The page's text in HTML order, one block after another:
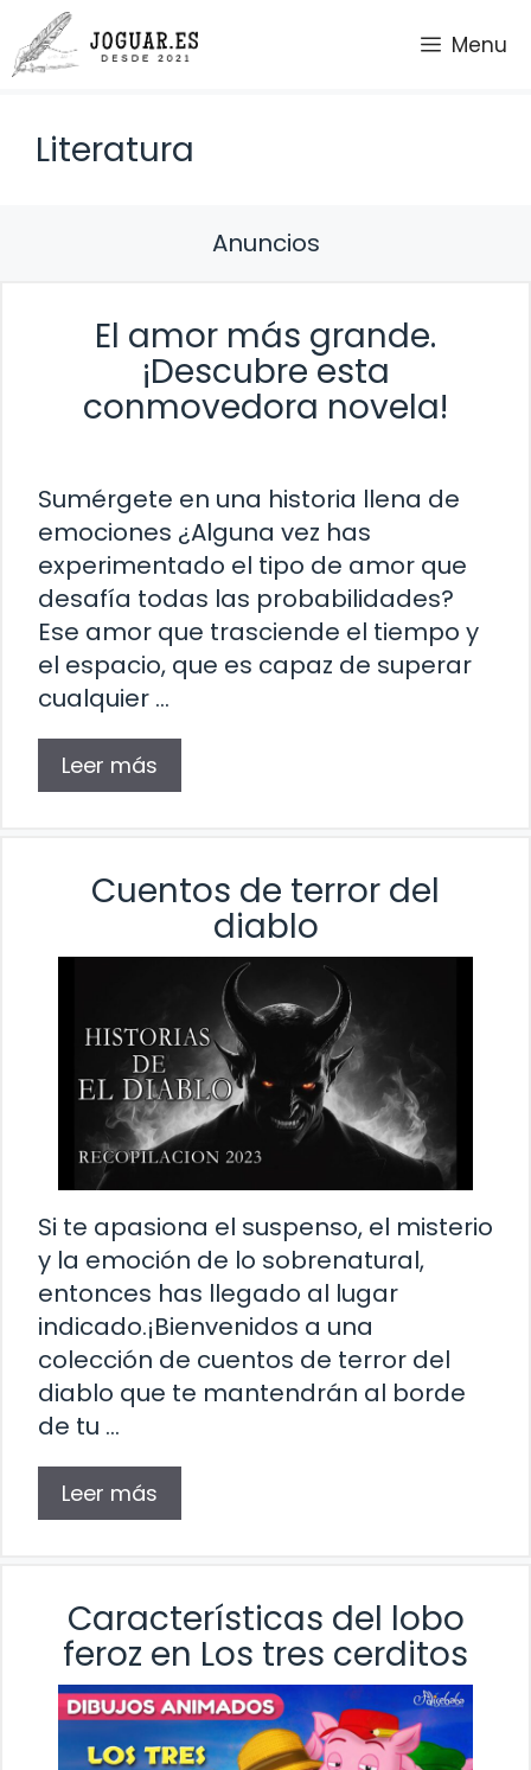
Saltar
al
contenido
Menu
Literatura
Anuncios
El amor más grande.
¡Descubre esta
conmovedora novela!
Sumérgete en una historia llena de
emociones ¿Alguna vez has
experimentado el tipo de amor que
desafía todas las probabilidades?
Ese amor que trasciende el tiempo y
el espacio, que es capaz de superar
cualquier …
Leer más
Cuentos de terror del
diablo
Si te apasiona el suspenso, el misterio
y la emoción de lo sobrenatural,
entonces has llegado al lugar
indicado.¡Bienvenidos a una
colección de cuentos de terror del
diablo que te mantendrán al borde
de tu …
Leer más
Características del lobo
feroz en Los tres cerditos